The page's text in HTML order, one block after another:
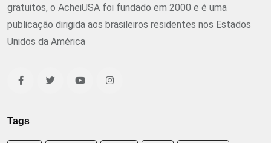
gratuitos, o AcheiUSA foi fundado em 2000 e é uma
publicação dirigida aos brasileiros residentes nos Estados
Unidos da América
Tags